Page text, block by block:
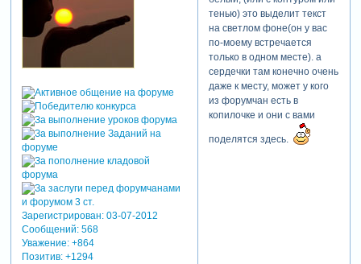
Зарегистрирован: 03-07-2012
Сообщений:568
Уважение: +864
Позитив: +1294
тенью) это выделит текст
на светлом фоне(он у вас
по-моему встречается
только в одном месте). а
сердечки там конечно очень
даже к месту, может у кого
из форумчан есть в
копилочке и они с вами
поделятся здесь.